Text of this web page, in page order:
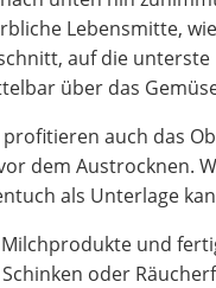
Lebensmitte,
auf die unterste
über das
auch das
dem Austrocknen.
als Unterlage
und
oder